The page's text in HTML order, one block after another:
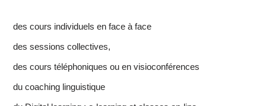
des cours individuels en face à face
des sessions collectives,
des cours téléphoniques ou en visioconférences
du coaching linguistique